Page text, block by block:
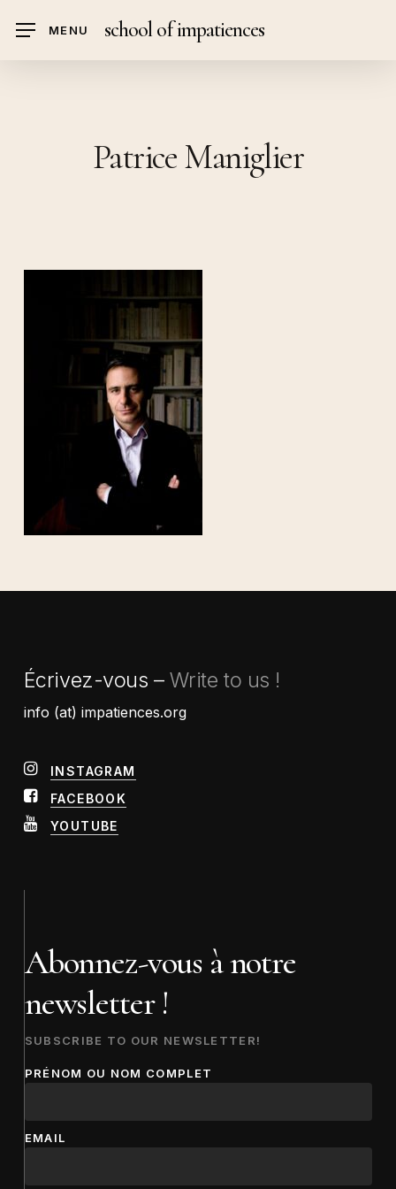
MENU school of impatiences
Patrice Maniglier
Écrivez-vous – Write to us !
info (at) impatiences.org
INSTAGRAM
FACEBOOK
YOUTUBE
Abonnez-vous à notre
newsletter !
SUBSCRIBE TO OUR NEWSLETTER!
PRÉNOM OU NOM COMPLET
EMAIL